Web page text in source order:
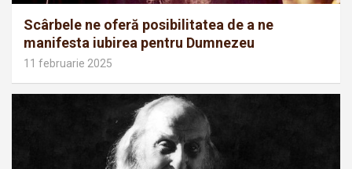
Scârbele ne oferă posibilitatea de a ne
manifesta iubirea pentru Dumnezeu
11 februarie 2025